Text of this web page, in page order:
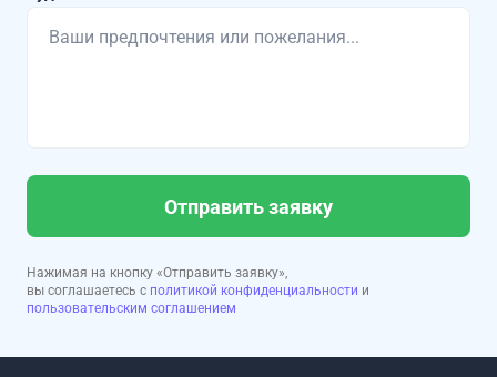
Отправить заявку
Нажимая на кнопку «Отправить заявку»,
вы соглашаетесь с политикой конфиденциальности и
пользовательским соглашением